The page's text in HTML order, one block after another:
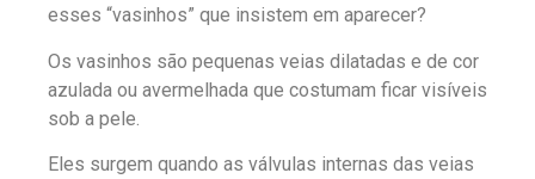
esses “vasinhos” que insistem em aparecer?
Os vasinhos são pequenas veias dilatadas e de cor
azulada ou avermelhada que costumam ficar visíveis
sob a pele.
Eles surgem quando as válvulas internas das veias